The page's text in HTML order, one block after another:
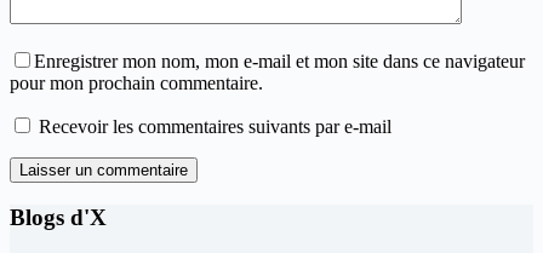
Enregistrer mon nom, mon e-mail et mon site dans ce navigateur
pour mon prochain commentaire.
Recevoir les commentaires suivants par e-mail
Laisser un commentaire
Blogs d'X